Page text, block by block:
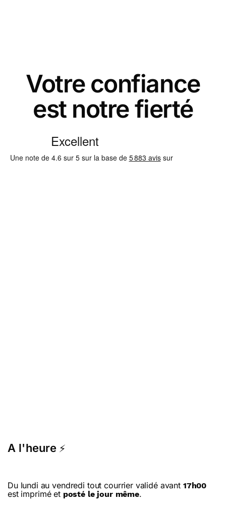
Votre confiance
est notre fierté
A l'heure ⚡
Du lundi au vendredi tout courrier validé avant 17h00
est imprimé et posté le jour même.